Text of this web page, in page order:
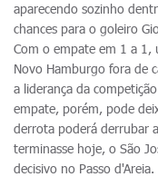
aparecendo sozinho
chances para o goleiro
Com o empate em 1 a
Novo Hamburgo fora de
a liderança da
empate, porém, pode
derrota poderá derrubar
terminasse hoje, o São
decisivo no Passo d'Areia.